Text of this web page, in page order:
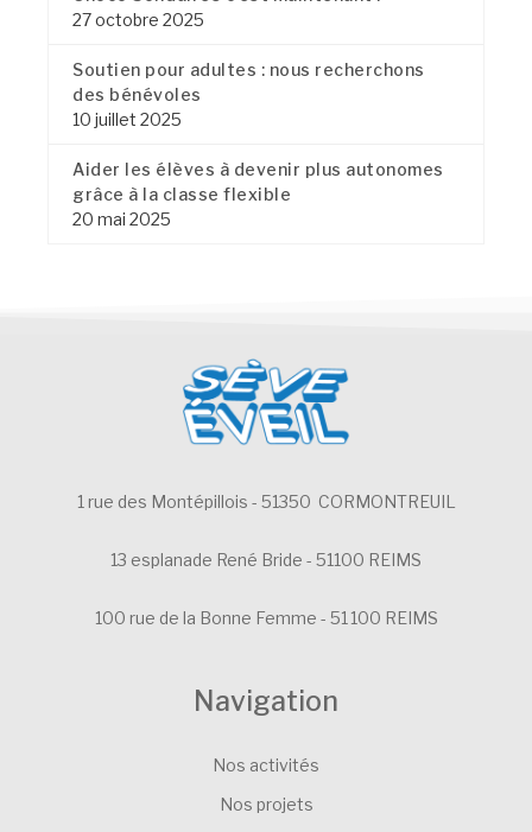
27 octobre 2025
Soutien pour adultes : nous recherchons
des bénévoles
10 juillet 2025
Aider les élèves à devenir plus autonomes
grâce à la classe flexible
20 mai 2025
1 rue des Montépillois - 51350 CORMONTREUIL
13 esplanade René Bride - 51100 REIMS
100 rue de la Bonne Femme - 51 100 REIMS
Navigation
Nos activités
Nos projets